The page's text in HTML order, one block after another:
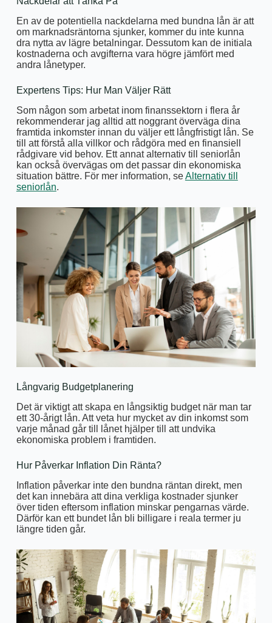
En av de potentiella nackdelarna med bundna lån är att
om marknadsräntorna sjunker, kommer du inte kunna
dra nytta av lägre betalningar. Dessutom kan de initiala
kostnaderna och avgifterna vara högre jämfört med
andra lånetyper.
Expertens Tips: Hur Man Väljer Rätt
Som någon som arbetat inom finanssektorn i flera år
rekommenderar jag alltid att noggrant överväga dina
framtida inkomster innan du väljer ett långfristigt lån. Se
till att förstå alla villkor och rådgöra med en finansiell
rådgivare vid behov. Ett annat alternativ till seniorlån
kan också övervägas om det passar din ekonomiska
situation bättre. För mer information, seAlternativ till
seniorlån.
Långvarig Budgetplanering
Det är viktigt att skapa en långsiktig budget när man tar
ett 30-årigt lån. Att veta hur mycket av din inkomst som
varje månad går till lånet hjälper till att undvika
ekonomiska problem i framtiden.
Hur Påverkar Inflation Din Ränta?
Inflation påverkar inte den bundna räntan direkt, men
det kan innebära att dina verkliga kostnader sjunker
över tiden eftersom inflation minskar pengarnas värde.
Därför kan ett bundet lån bli billigare i reala termer ju
längre tiden går.